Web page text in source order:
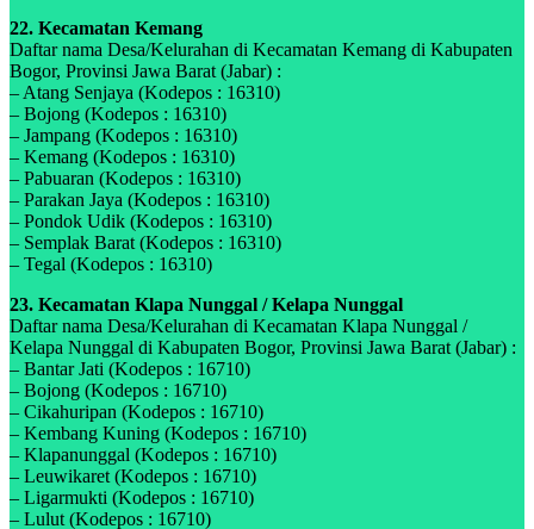
22. Kecamatan Kemang
Daftar nama Desa/Kelurahan di Kecamatan Kemang di Kabupaten
Bogor, Provinsi Jawa Barat (Jabar) :
– Atang Senjaya (Kodepos : 16310)
– Bojong (Kodepos : 16310)
– Jampang (Kodepos : 16310)
– Kemang (Kodepos : 16310)
– Pabuaran (Kodepos : 16310)
– Parakan Jaya (Kodepos : 16310)
– Pondok Udik (Kodepos : 16310)
– Semplak Barat (Kodepos : 16310)
– Tegal (Kodepos : 16310)
23. Kecamatan Klapa Nunggal / Kelapa Nunggal
Daftar nama Desa/Kelurahan di Kecamatan Klapa Nunggal /
Kelapa Nunggal di Kabupaten Bogor, Provinsi Jawa Barat (Jabar) :
– Bantar Jati (Kodepos : 16710)
– Bojong (Kodepos : 16710)
– Cikahuripan (Kodepos : 16710)
– Kembang Kuning (Kodepos : 16710)
– Klapanunggal (Kodepos : 16710)
– Leuwikaret (Kodepos : 16710)
– Ligarmukti (Kodepos : 16710)
– Lulut (Kodepos : 16710)